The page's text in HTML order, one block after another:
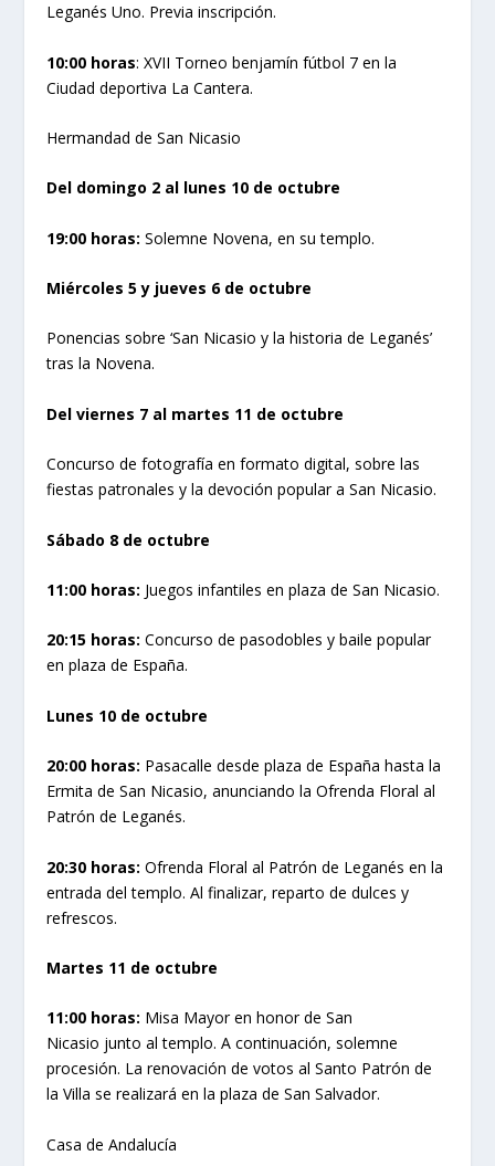
Leganés Uno. Previa inscripción.
10:00 horas: XVII Torneo benjamín fútbol 7 en la
Ciudad deportiva La Cantera.
Hermandad de San Nicasio
Del domingo 2 al lunes 10 de octubre
19:00 horas: Solemne Novena, en su templo.
Miércoles 5 y jueves 6 de octubre
Ponencias sobre ‘San Nicasio y la historia de Leganés’
tras la Novena.
Del viernes 7 al martes 11 de octubre
Concurso de fotografía en formato digital, sobre las
fiestas patronales y la devoción popular a San Nicasio.
Sábado 8 de octubre
11:00 horas: Juegos infantiles en plaza de San Nicasio.
20:15 horas: Concurso de pasodobles y baile popular
en plaza de España.
Lunes 10 de octubre
20:00 horas: Pasacalle desde plaza de España hasta la
Ermita de San Nicasio, anunciando la Ofrenda Floral al
Patrón de Leganés.
20:30 horas: Ofrenda Floral al Patrón de Leganés en la
entrada del templo. Al finalizar, reparto de dulces y
refrescos.
Martes 11 de octubre
11:00 horas: Misa Mayor en honor de San
Nicasio junto al templo. A continuación, solemne
procesión. La renovación de votos al Santo Patrón de
la Villa se realizará en la plaza de San Salvador.
Casa de Andalucía